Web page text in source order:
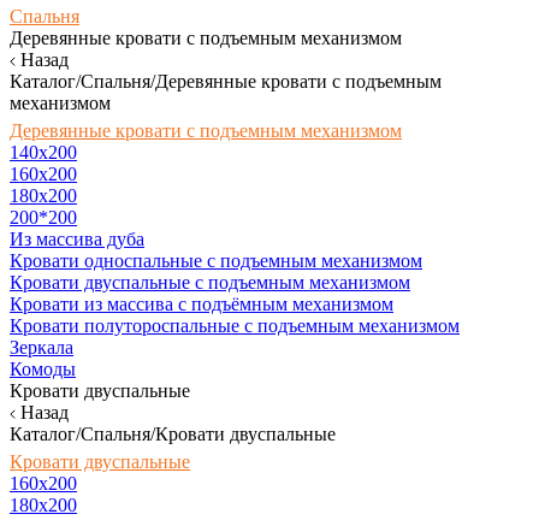
Спальня
Деревянные кровати с подъемным механизмом
Назад
Каталог/Спальня/Деревянные кровати с подъемным
механизмом
Деревянные кровати с подъемным механизмом
140x200
160х200
180х200
200*200
Из массива дуба
Кровати односпальные с подъемным механизмом
Кровати двуспальные с подъемным механизмом
Кровати из массива с подъёмным механизмом
Кровати полутороспальные с подъемным механизмом
Зеркала
Комоды
Кровати двуспальные
Назад
Каталог/Спальня/Кровати двуспальные
Кровати двуспальные
160х200
180x200